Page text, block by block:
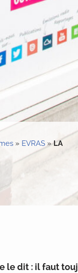
» EVRAS »LA
le dit : il faut